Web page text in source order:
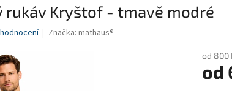
rukáv Kryštof - tmavě modré
Značka:mathaus®
od 800
od